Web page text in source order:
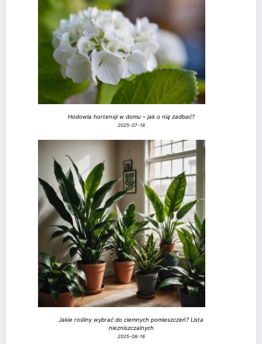
Hodowla hortensji w domu – jak o nią zadbać?
2025-07-16
Jakie rośliny wybrać do ciemnych pomieszczeń? Lista
niezniszczalnych
2025-08-16